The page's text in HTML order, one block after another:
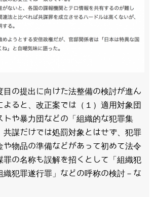
目の提出に向けた法整備の検討が進ん
よると、改正案では（１）適用対象団
トや暴力団などの「組織的な犯罪集
共謀だけでは処罰対象とはせず、犯罪
や物品の準備などがあって初めて法令
罪の名称も誤解を招くとして「組織犯
織犯罪遂行罪」などの呼称の検討－な